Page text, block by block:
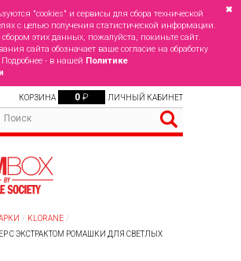
"cookies" и сервисы для сбора технической
с целью получения статистической информации.
этих данных, пожалуйста, покиньте сайт.
сайта обозначает ваше согласие на обработку
- в нашей Политике
✖
КОРЗИНА 0 ₽ ЛИЧНЫЙ КАБИНЕТ
KLORANE
С ЭКСТРАКТОМ РОМАШКИ ДЛЯ СВЕТЛЫХ